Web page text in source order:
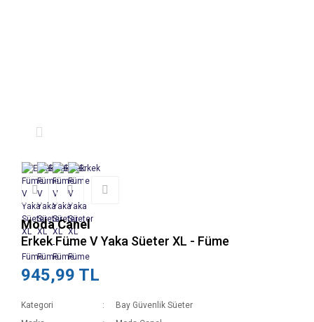
Moda Canel
Erkek Füme V Yaka Süeter XL - Füme
945,99 TL
Kategori
Bay Güvenlik Süeter